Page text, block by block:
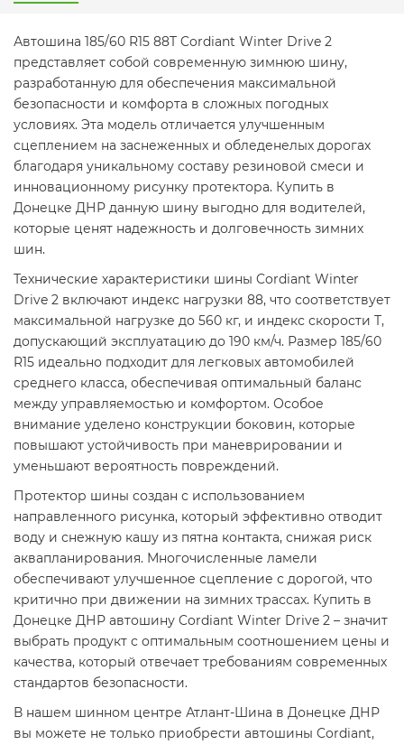
Автошина 185/60 R15 88T Cordiant Winter Drive 2
представляет собой современную зимнюю шину,
разработанную для обеспечения максимальной
безопасности и комфорта в сложных погодных
условиях. Эта модель отличается улучшенным
сцеплением на заснеженных и обледенелых дорогах
благодаря уникальному составу резиновой смеси и
инновационному рисунку протектора. Купить в
Донецке ДНР данную шину выгодно для водителей,
которые ценят надежность и долговечность зимних
шин.
Технические характеристики шины Cordiant Winter
Drive 2 включают индекс нагрузки 88, что соответствует
максимальной нагрузке до 560 кг, и индекс скорости T,
допускающий эксплуатацию до 190 км/ч. Размер 185/60
R15 идеально подходит для легковых автомобилей
среднего класса, обеспечивая оптимальный баланс
между управляемостью и комфортом. Особое
внимание уделено конструкции боковин, которые
повышают устойчивость при маневрировании и
уменьшают вероятность повреждений.
Протектор шины создан с использованием
направленного рисунка, который эффективно отводит
воду и снежную кашу из пятна контакта, снижая риск
аквапланирования. Многочисленные ламели
обеспечивают улучшенное сцепление с дорогой, что
критично при движении на зимних трассах. Купить в
Донецке ДНР автошину Cordiant Winter Drive 2 – значит
выбрать продукт с оптимальным соотношением цены и
качества, который отвечает требованиям современных
стандартов безопасности.
В нашем шинном центре Атлант-Шина в Донецке ДНР
вы можете не только приобрести автошины Cordiant,